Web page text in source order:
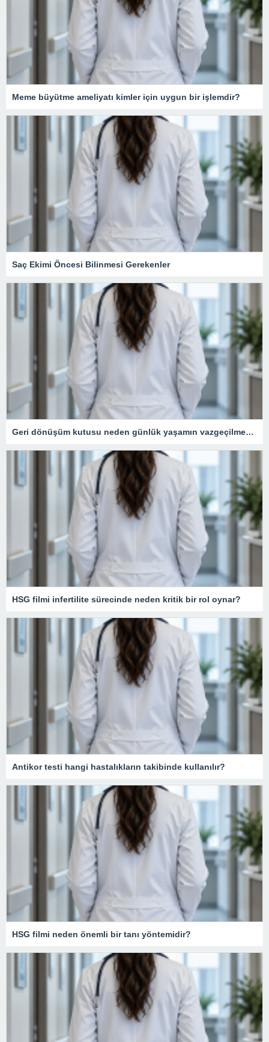
Meme büyütme ameliyatı kimler için uygun bir işlemdir?
Saç Ekimi Öncesi Bilinmesi Gerekenler
Geri dönüşüm kutusu neden günlük yaşamın vazgeçilmezidir?
HSG filmi infertilite sürecinde neden kritik bir rol oynar?
Antikor testi hangi hastalıkların takibinde kullanılır?
HSG filmi neden önemli bir tanı yöntemidir?